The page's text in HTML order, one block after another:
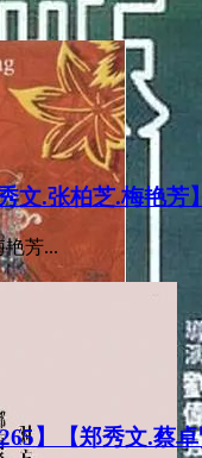
文.张柏芝.梅艳芳
艳芳...
】【郑秀文.蔡